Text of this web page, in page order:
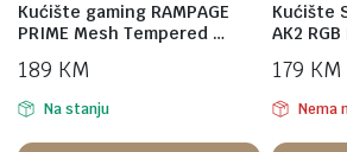
Kućište gaming RAMPAGE
PRIME Mesh Tempered …
189 KM
Na stanju
Kućište
AK2
179 KM
Nema